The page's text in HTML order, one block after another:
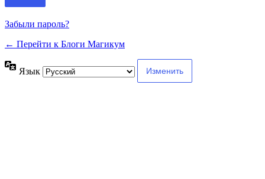
Забыли пароль?
← Перейти к Блоги Магикум
Язык